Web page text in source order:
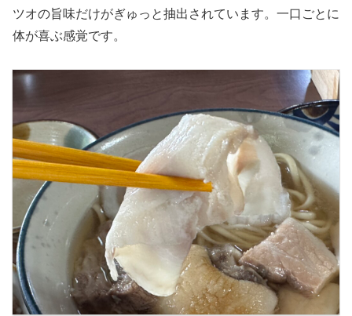
ツオの旨味だけがぎゅっと抽出されています。一口ごとに
体が喜ぶ感覚です。